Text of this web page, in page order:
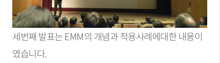
세번째 발표는 EMM의 개념과 적용사례에대한 내용이
였습니다.